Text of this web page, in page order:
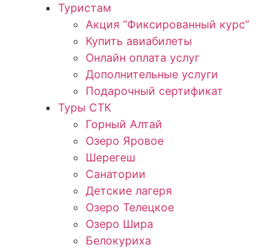
Туристам
Акция “Фиксированный курс”
Купить авиабилеты
Онлайн оплата услуг
Дополнительные услуги
Подарочный сертификат
Туры СТК
Горный Алтай
Озеро Яровое
Шерегеш
Санатории
Детские лагеря
Озеро Телецкое
Озеро Шира
Белокуриха